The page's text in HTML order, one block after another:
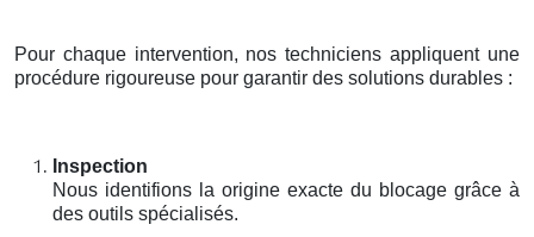
Pour chaque intervention, nos techniciens appliquent une
procédure rigoureuse pour garantir des solutions durables :
Inspection
Nous identifions la origine exacte du blocage grâce à
des outils spécialisés.